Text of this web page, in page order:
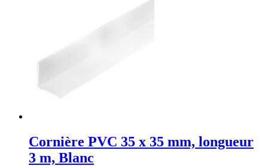
Cornière PVC 35 x 35 mm, longueur
3 m, Blanc